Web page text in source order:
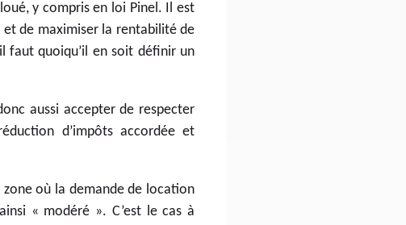
y compris en loi Pinel. Il est
de maximiser la rentabilité de
faut quoiqu’il en soit définir un
aussi accepter de respecter
d’impôts accordée et
zone où la demande de location
« modéré ». C’est le cas à